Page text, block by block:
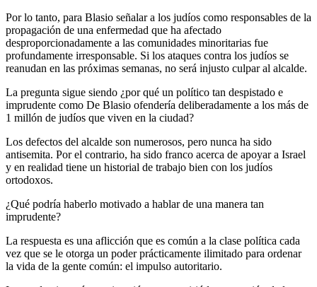
Por lo tanto, para Blasio señalar a los judíos como responsables de la
propagación de una enfermedad que ha afectado
desproporcionadamente a las comunidades minoritarias fue
profundamente irresponsable. Si los ataques contra los judíos se
reanudan en las próximas semanas, no será injusto culpar al alcalde.
La pregunta sigue siendo ¿por qué un político tan despistado e
imprudente como De Blasio ofendería deliberadamente a los más de
1 millón de judíos que viven en la ciudad?
Los defectos del alcalde son numerosos, pero nunca ha sido
antisemita. Por el contrario, ha sido franco acerca de apoyar a Israel
y en realidad tiene un historial de trabajo bien con los judíos
ortodoxos.
¿Qué podría haberlo motivado a hablar de una manera tan
imprudente?
La respuesta es una aflicción que es común a la clase política cada
vez que se le otorga un poder prácticamente ilimitado para ordenar
la vida de la gente común: el impulso autoritario.